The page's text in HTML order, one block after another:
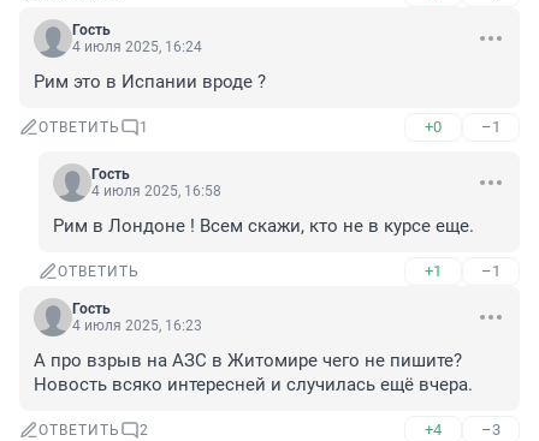
Гость
4 июля 2025, 16:24
Рим это в Испании вроде ?
ОТВЕТИТЬ 1 +0 –1
Гость
4 июля 2025, 16:58
Рим в Лондоне ! Всем скажи, кто не в курсе еще.
ОТВЕТИТЬ +1 –1
Гость
4 июля 2025, 16:23
А про взрыв на АЗС в Житомире чего не пишите?
Новость всяко интересней и случилась ещё вчера.
ОТВЕТИТЬ 2 +4 –3